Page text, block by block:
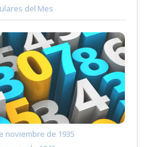
del Mes
noviembre de 1935